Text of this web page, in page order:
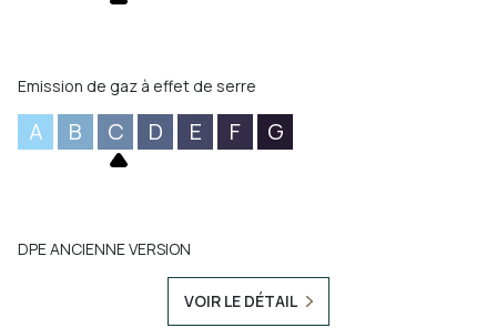
Emission de gaz à effet de serre
A B C D E F G
DPE ANCIENNE VERSION
VOIR LE DÉTAIL